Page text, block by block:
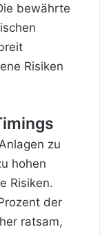
bewährte
Risiken
zu
hohen
Risiken.
der
ratsam,